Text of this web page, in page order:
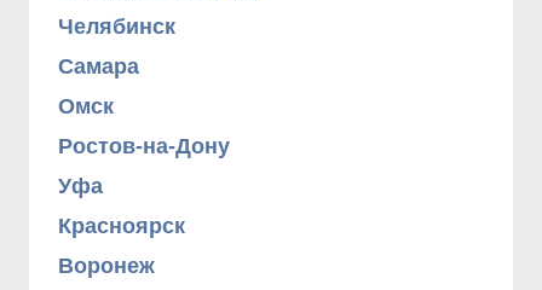
Челябинск
Самара
Омск
Ростов-на-Дону
Уфа
Красноярск
Воронеж